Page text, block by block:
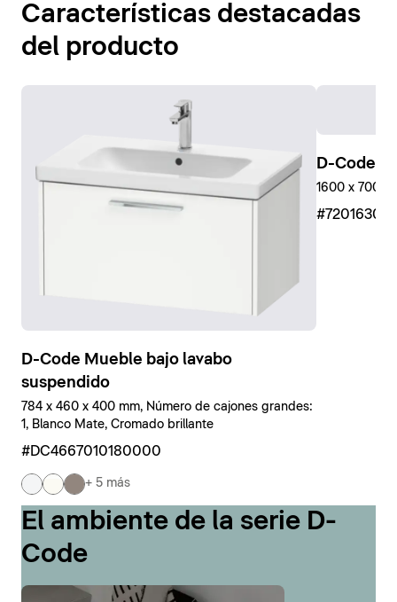
Características destacadas
del producto
D-Code Mueble bajo lavabo
suspendido
784 x 460 x 400 mm, Número de cajones grandes:
1, Blanco Mate, Cromado brillante
#DC4667010180000
+ 5 más
D-Code
1600 x 700
El ambiente de la serie D-
Code